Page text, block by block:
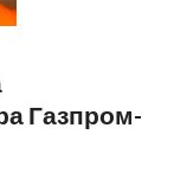
Газпром-